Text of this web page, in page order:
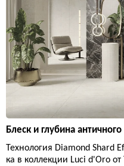
Блеск и глубина
Технология Diamond Shard
ка в коллекции Luci d'Oro